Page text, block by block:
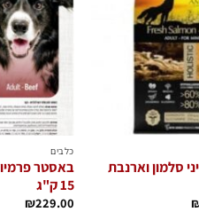
המשאלות
סלמון וארנבת
טווח
כלבים
באסטר
15 ק"ג
₪229.00